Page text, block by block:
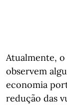
Atualmente,
observem
economia
redução das